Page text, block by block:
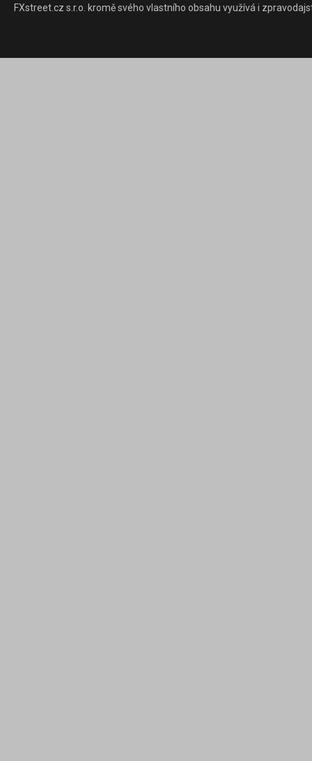
FXstreet.cz s.r.o. kromě svého vlastního obsahu využívá i